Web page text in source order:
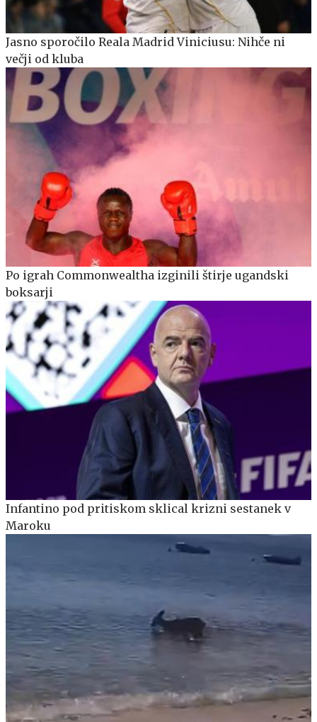
Jasno sporočilo Reala Madrid Viniciusu: Nihče ni
večji od kluba
Po igrah Commonwealtha izginili štirje ugandski
boksarji
Infantino pod pritiskom sklical krizni sestanek v
Maroku